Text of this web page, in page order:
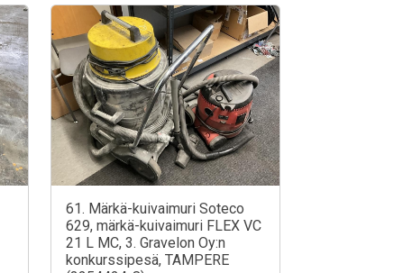
61. Märkä-kuivaimuri Soteco
629, märkä-kuivaimuri FLEX VC
21 L MC, 3. Gravelon Oy:n
konkurssipesä, TAMPERE